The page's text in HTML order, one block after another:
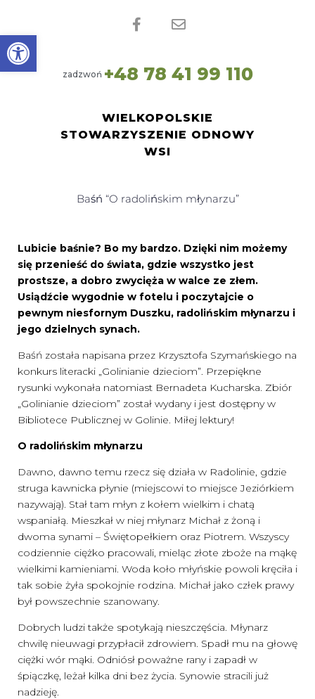
Open toolbar
WIELKOPOLSKIE
STOWARZYSZENIE ODNOWY
WSI
zadzwoń +48 78 41 99 110
Baśń “O radolińskim młynarzu”
Lubicie baśnie? Bo my bardzo. Dzięki nim możemy
się przenieść do świata, gdzie wszystko jest
prostsze, a dobro zwycięża w walce ze złem.
Usiądźcie wygodnie w fotelu i poczytajcie o
pewnym niesfornym Duszku, radolińskim młynarzu i
jego dzielnych synach.
Baśń została napisana przez Krzysztofa Szymańskiego na
konkurs literacki „Golinianie dzieciom”. Przepiękne
rysunki wykonała natomiast Bernadeta Kucharska. Zbiór
„Golinianie dzieciom” został wydany i jest dostępny w
Bibliotece Publicznej w Golinie. Miłej lektury!
O radolińskim młynarzu
Dawno, dawno temu rzecz się działa w Radolinie, gdzie
struga kawnicka płynie (miejscowi to miejsce Jeziórkiem
nazywają). Stał tam młyn z kołem wielkim i chatą
wspaniałą. Mieszkał w niej młynarz Michał z żoną i
dwoma synami – Świętopełkiem oraz Piotrem. Wszyscy
codziennie ciężko pracowali, mieląc złote zboże na mąkę
wielkimi kamieniami. Woda koło młyńskie powoli kręciła i
tak sobie żyła spokojnie rodzina. Michał jako człek prawy
był powszechnie szanowany.
Dobrych ludzi także spotykają nieszczęścia. Młynarz
chwilę nieuwagi przypłacił zdrowiem. Spadł mu na głowę
ciężki wór mąki. Odniósł poważne rany i zapadł w
śpiączkę, leżał kilka dni bez życia. Synowie stracili już
nadzieję.